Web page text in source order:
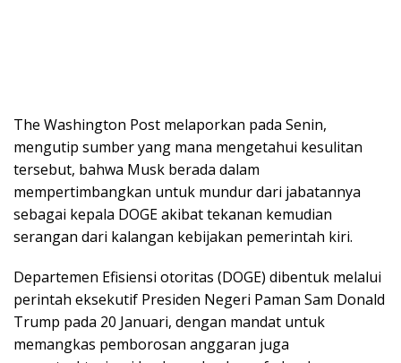
The Washington Post melaporkan pada Senin,
mengutip sumber yang mana mengetahui kesulitan
tersebut, bahwa Musk berada dalam
mempertimbangkan untuk mundur dari jabatannya
sebagai kepala DOGE akibat tekanan kemudian
serangan dari kalangan kebijakan pemerintah kiri.
Departemen Efisiensi otoritas (DOGE) dibentuk melalui
perintah eksekutif Presiden Negeri Paman Sam Donald
Trump pada 20 Januari, dengan mandat untuk
memangkas pemborosan anggaran juga